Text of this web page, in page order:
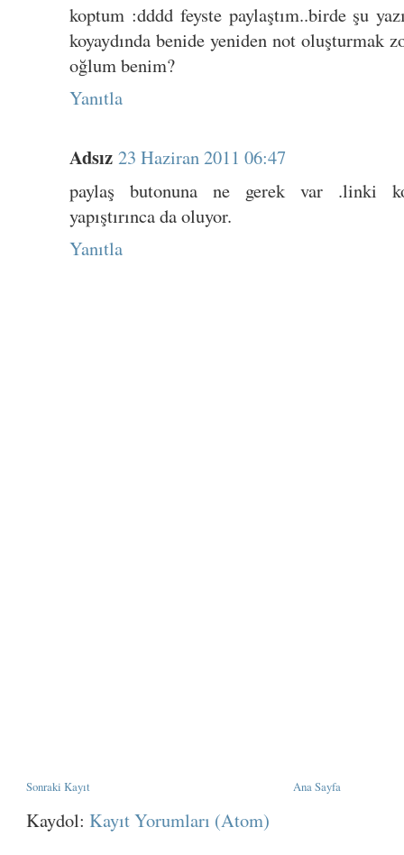
koptum :dddd feyste paylaştım..birde şu
koyaydında benide yeniden not oluşturmak
oğlum benim?
Yanıtla
Adsız 23 Haziran 2011 06:47
paylaş butonuna ne gerek var .linki
yapıştırınca da oluyor.
Yanıtla
Sonraki Kayıt Ana Sayfa
Kaydol: Kayıt Yorumları (Atom)